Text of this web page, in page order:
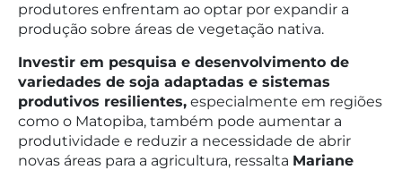
produtores enfrentam ao optar por expandir a
produção sobre áreas de vegetação nativa.
Investir em pesquisa e desenvolvimento de
variedades de soja adaptadas e sistemas
produtivos resilientes, especialmente em regiões
como o Matopiba, também pode aumentar a
produtividade e reduzir a necessidade de abrir
novas áreas para a agricultura, ressalta Mariane